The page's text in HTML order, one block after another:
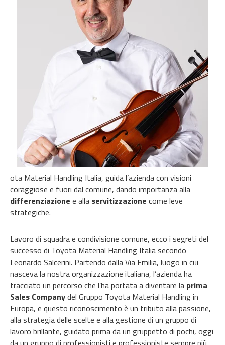
ota Material Handling Italia, guida l’azienda con visioni
coraggiose e fuori dal comune, dando importanza alla
differenziazione e alla servitizzazione come leve
strategiche.
Lavoro di squadra e condivisione comune, ecco i segreti del
successo di Toyota Material Handling Italia secondo
Leonardo Salcerini. Partendo dalla Via Emilia, luogo in cui
nasceva la nostra organizzazione italiana, l’azienda ha
tracciato un percorso che l’ha portata a diventare la prima
Sales Companydel Gruppo Toyota Material Handling in
Europa, e questo riconoscimento è un tributo alla passione,
alla strategia delle scelte e alla gestione di un gruppo di
lavoro brillante, guidato prima da un gruppetto di pochi, oggi